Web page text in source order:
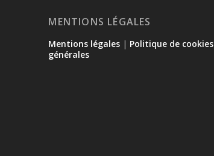
MENTIONS LÉGALES
Mentions légales | Politique de cookies
générales